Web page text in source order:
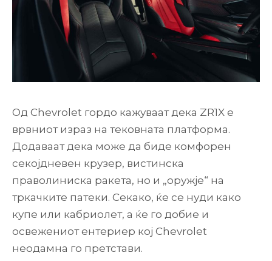
Од Chevrolet гордо кажуваат дека ZR1X е
врвниот израз на тековната платформа.
Додаваат дека може да биде комфорен
секојдневен крузер, вистинска
праволиниска ракета, но и „оружје“ на
тркачките патеки. Секако, ќе се нуди како
купе или кабриолет, а ќе го добие и
освежениот ентериер кој Chevrolet
неодамна го претстави.